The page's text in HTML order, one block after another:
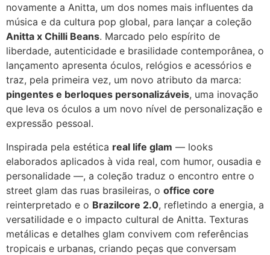
novamente a Anitta, um dos nomes mais influentes da
música e da cultura pop global, para lançar a coleção
Anitta x Chilli Beans. Marcado pelo espírito de
liberdade, autenticidade e brasilidade contemporânea, o
lançamento apresenta óculos, relógios e acessórios e
traz, pela primeira vez, um novo atributo da marca:
pingentes e berloques personalizáveis, uma inovação
que leva os óculos a um novo nível de personalização e
expressão pessoal.
Inspirada pela estética real life glam — looks
elaborados aplicados à vida real, com humor, ousadia e
personalidade —, a coleção traduz o encontro entre o
street glam das ruas brasileiras, o office core
reinterpretado e o Brazilcore 2.0, refletindo a energia, a
versatilidade e o impacto cultural de Anitta. Texturas
metálicas e detalhes glam convivem com referências
tropicais e urbanas, criando peças que conversam